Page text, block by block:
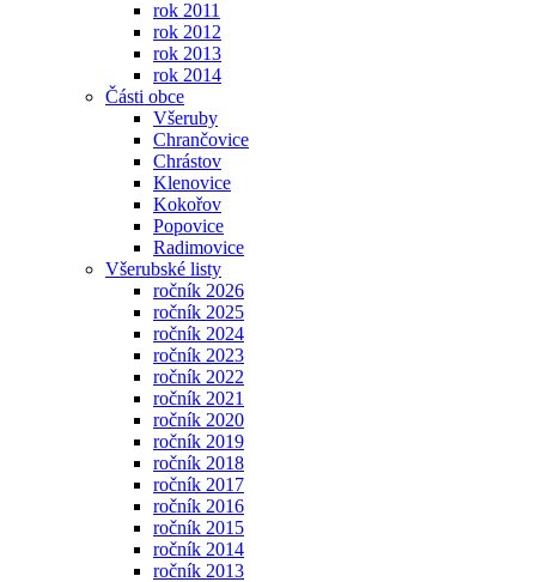
rok 2011
rok 2012
rok 2013
rok 2014
Části obce
Všeruby
Chrančovice
Chrástov
Klenovice
Kokořov
Popovice
Radimovice
Všerubské listy
ročník 2026
ročník 2025
ročník 2024
ročník 2023
ročník 2022
ročník 2021
ročník 2020
ročník 2019
ročník 2018
ročník 2017
ročník 2016
ročník 2015
ročník 2014
ročník 2013